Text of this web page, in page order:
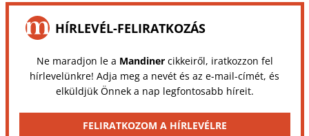
HÍRLEVÉL-FELIRATKOZÁS
Ne maradjon le a Mandinercikkeiről, iratkozzon fel
hírlevelünkre! Adja meg a nevét és az e-mail-címét, és
elküldjük Önnek a nap legfontosabb híreit.
FELIRATKOZOM A HÍRLEVÉLRE